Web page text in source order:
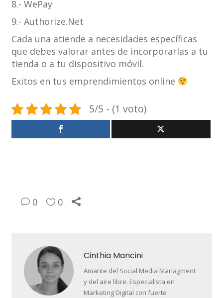
8.- WePay
9.- Authorize.Net
Cada una atiende a necesidades específicas
que debes valorar antes de incorporarlas a tu
tienda o a tu dispositivo móvil.
Exitos en tus emprendimientos online
5/5 - (1 voto)
0 0
Cinthia Mancini
Amante del Social Media Managment
y del aire libre. Especialista en
Marketing Digital con fuerte